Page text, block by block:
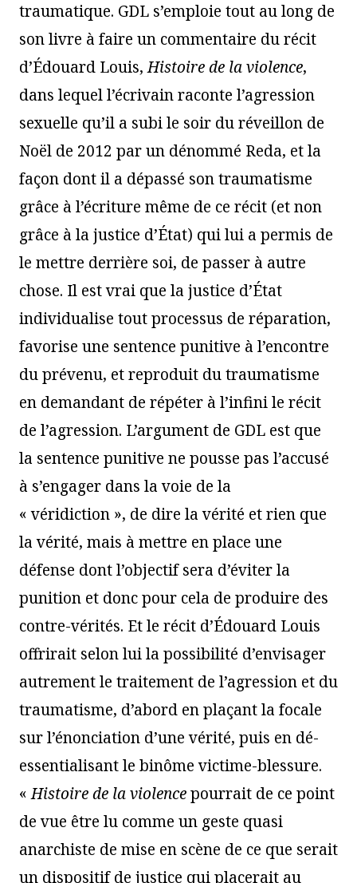
traumatique. GDL s’emploie tout au long de
son livre à faire un commentaire du récit
d’Édouard Louis,Histoire de la violence,
dans lequel l’écrivain raconte l’agression
sexuelle qu’il a subi le soir du réveillon de
Noël de 2012 par un dénommé Reda, et la
façon dont il a dépassé son traumatisme
grâce à l’écriture même de ce récit (et non
grâce à la justice d’État) qui lui a permis de
le mettre derrière soi, de passer à autre
chose. Il est vrai que la justice d’État
individualise tout processus de réparation,
favorise une sentence punitive à l’encontre
du prévenu, et reproduit du traumatisme
en demandant de répéter à l’infini le récit
de l’agression. L’argument de GDL est que
la sentence punitive ne pousse pas l’accusé
à s’engager dans la voie de la
« véridiction », de dire la vérité et rien que
la vérité, mais à mettre en place une
défense dont l’objectif sera d’éviter la
punition et donc pour cela de produire des
contre-vérités. Et le récit d’Édouard Louis
offrirait selon lui la possibilité d’envisager
autrement le traitement de l’agression et du
traumatisme, d’abord en plaçant la focale
sur l’énonciation d’une vérité, puis en dé-
essentialisant le binôme victime-blessure.
«Histoire de la violencepourrait de ce point
de vue être lu comme un geste quasi
anarchiste de mise en scène de ce que serait
un dispositif de justice qui placerait au